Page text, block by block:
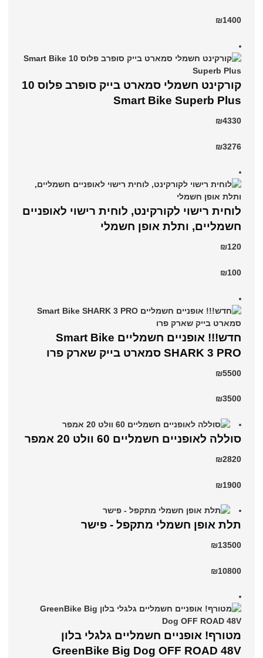
₪1400
קורקינט חשמלי סמארט בייק סופרב פלוס 10
Smart Bike Superb Plus
₪4330
₪3276
לוחית רישוי לקורקינט, לוחית רישוי לאופניים
חשמליים, ותלת אופן חשמלי
₪120
₪100
חדש!!! אופניים חשמליים Smart Bike
SHARK 3 PRO סמארט בייק שארק פרו
₪5500
₪3500
סוללה לאופניים חשמליים 60 וולט 20 אמפר
₪2820
₪1900
תלת אופן חשמלי מתקפל - פישר
₪13500
₪10800
מטורף! אופניים חשמליים גלגלי בלון
GreenBike Big Dog OFF ROAD 48V